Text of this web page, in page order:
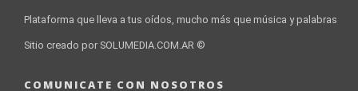
Plataforma que lleva a tus oídos, mucho más que música y palabras
Sitio creado por SOLUMEDIA.COM.AR ©
COMUNICATE CON NOSOTROS